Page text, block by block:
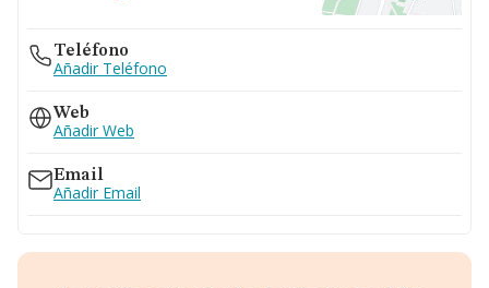
Teléfono
Añadir Teléfono
Web
Añadir Web
Email
Añadir Email